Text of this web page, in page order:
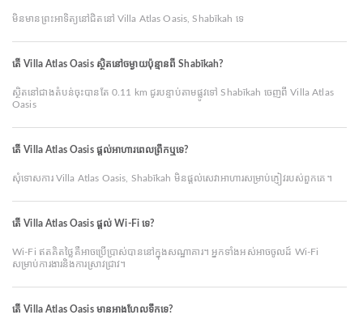
មិនមានព្រះអាទិត្យនៅជិតនៅ Villa Atlas Oasis, Shabīkah ទេ
តើ Villa Atlas Oasis ស្ថិតនៅចម្ងាយប៉ុន្មានពី Shabīkah?
ស្ថិតនៅជាងតំបន់ចុះបានតែ 0.11 km ជូរបន្ទាប់តាមផ្លូវទៅ Shabīkah ចេញពី Villa Atlas
Oasis
តើ Villa Atlas Oasis ផ្ដល់អាហារពេលព្រឹកឬទេ?
សុំទោសការ Villa Atlas Oasis, Shabīkah មិនផ្ដល់សេវាអាហារសម្រាប់ភ្ញៀវរបស់ពួកគេ។
តើ Villa Atlas Oasis ផ្តល់ Wi-Fi ទេ?
Wi-Fi ឥតគិតថ្លៃគឺអាចប្រើប្រាស់បាននៅក្នុងសណ្ឋាគារ។ អ្នកទាំងអស់អាចចូលដ៍ Wi-Fi
សម្រាប់ការងារនិងការស្រាវជ្រាវ។
តើ Villa Atlas Oasis មានអាងហែលទឹកទេ?